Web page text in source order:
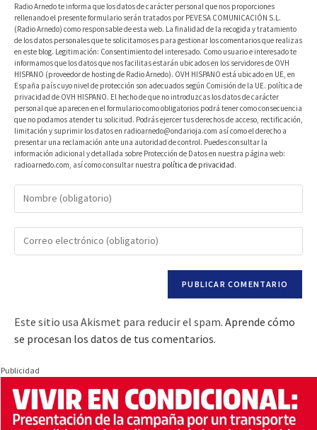
Radio Arnedo te informa que los datos de carácter personal que nos proporciones
rellenando el presente formulario serán tratados por PEVESA COMUNICACIÓN S.L.
(Radio Arnedo) como responsable de esta web. La finalidad de la recogida y tratamiento
de los datos personales que te solicitamos es para gestionar los comentarios que realizas
en este blog. Legitimación: Consentimiento del interesado. Como usuario e interesado te
informamos que los datos que nos facilitas estarán ubicados en los servidores de OVH
HISPANO (proveedor de hosting de Radio Arnedo). OVH HISPANO está ubicado en UE, en
España país cuyo nivel de protección son adecuados según Comisión de la UE. política de
privacidad de OVH HISPANO. El hecho de que no introduzcas los datos de carácter
personal que aparecen en el formulario como obligatorios podrá tener como consecuencia
que no podamos atender tu solicitud. Podrás ejercer tus derechos de acceso, rectificación,
limitación y suprimir los datos en radioarnedo@ondarioja.com así como el derecho a
presentar una reclamación ante una autoridad de control. Puedes consultar la
información adicional y detallada sobre Protección de Datos en nuestra página web:
radioarnedo.com, así como consultar nuestra política de privacidad.
Este sitio usa Akismet para reducir el spam. Aprende cómo
se procesan los datos de tus comentarios.
Publicidad